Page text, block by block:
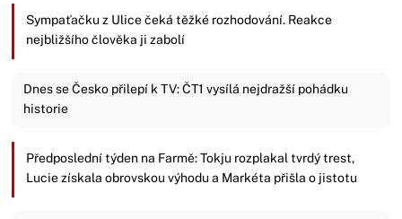
Sympaťačku z Ulice čeká těžké rozhodování. Reakce
nejbližšího člověka ji zabolí
Dnes se Česko přilepí k TV: ČT1 vysílá nejdražší pohádku
historie
Předposlední týden na Farmě: Tokju rozplakal tvrdý trest,
Lucie získala obrovskou výhodu a Markéta přišla o jistotu